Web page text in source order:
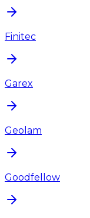
Finitec
Garex
Geolam
Goodfellow